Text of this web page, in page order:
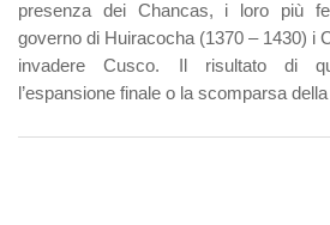
presenza dei Chancas, i loro più
governo di Huiracocha (1370 – 1430) i
invadere Cusco. Il risultato di
l’espansione finale o la scomparsa